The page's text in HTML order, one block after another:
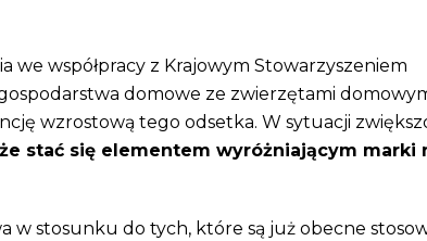
współpracy z Krajowym Stowarzyszeniem
domowe ze zwierzętami
wzrostową tego odsetka. W sytuacji
stać się elementem wyróżniającym marki
stosunku do tych, które są już obecne